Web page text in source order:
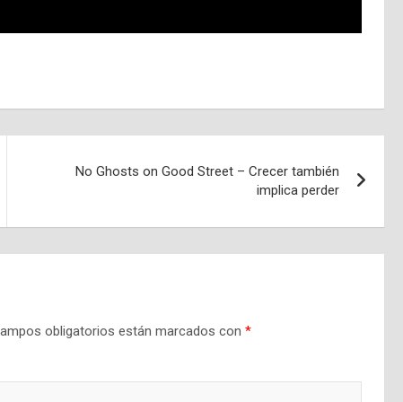
No Ghosts on Good Street – Crecer también
implica perder
obligatorios están marcados con *